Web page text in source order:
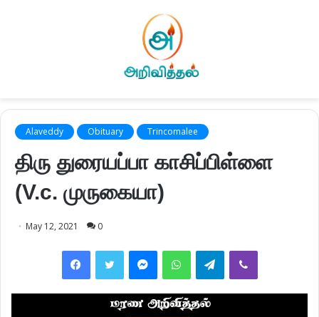
Alaveddy Obituary Trincomalee
திரு துரையப்பா காசிப்பிள்ளை
(V.c. முருகையா)
May 12, 2021 0
FacebookTwitter MessengerWhatsAppTelegramViber